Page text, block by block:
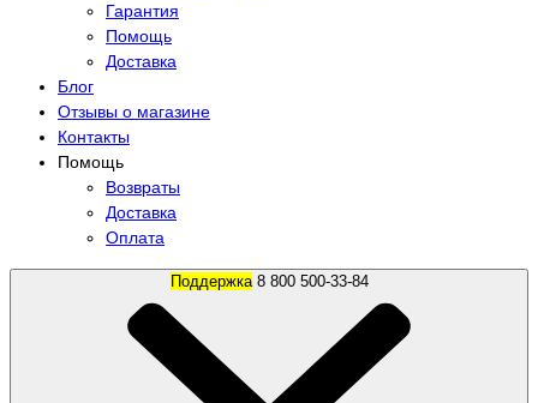
Гарантия
Помощь
Доставка
Блог
Отзывы о магазине
Контакты
Помощь
Возвраты
Доставка
Оплата
Поддержка 8 800 500-33-84